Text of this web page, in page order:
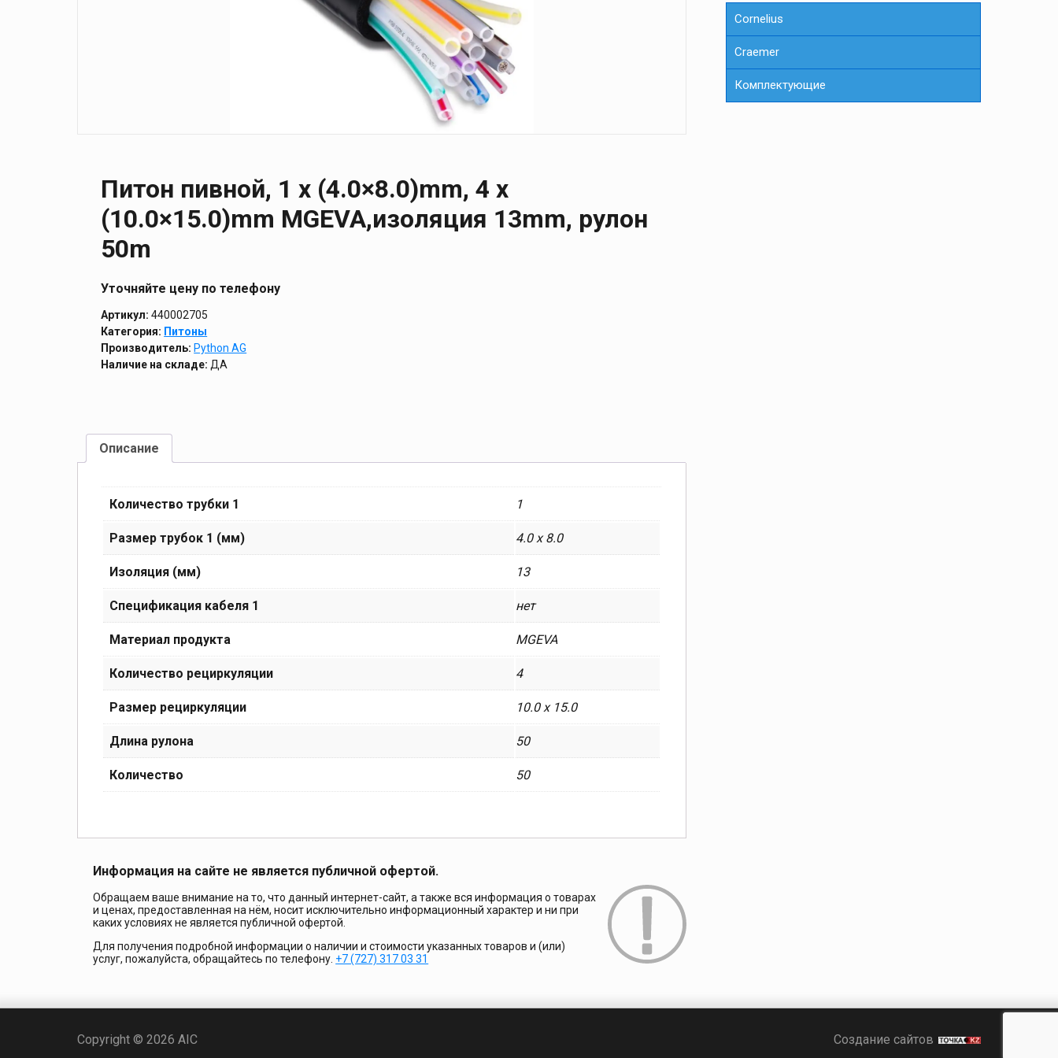
Питон пивной, 1 x (4.0×8.0)mm, 4 x
(10.0×15.0)mm MGEVA,изоляция 13mm, рулон
50m
Уточняйте цену по телефону
Артикул: 440002705
Категория: Питоны
Производитель: Python AG
Наличие на складе: ДА
Описание
Количество трубки 1 1
Размер трубок 1 (мм) 4.0 x 8.0
Изоляция (мм) 13
Спецификация кабеля 1 нет
Материал продукта MGEVA
Количество рециркуляции 4
Размер рециркуляции 10.0 x 15.0
Длина рулона 50
Количество 50
Информация на сайте не является публичной офертой.
Обращаем ваше внимание на то, что данный интернет-сайт, а также вся информация о товарах
и ценах, предоставленная на нём, носит исключительно информационный характер и ни при
каких условиях не является публичной офертой.
Для получения подробной информации о наличии и стоимости указанных товаров и (или)
услуг, пожалуйста, обращайтесь по телефону. +7 (727) 317 03 31
Cornelius
Сraemer
Комплектующие
Copyright © 2026 AIC Создание сайтовТочка KZ